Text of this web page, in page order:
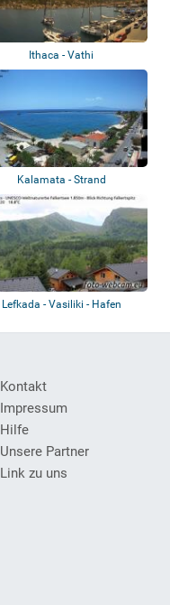
Ithaca - Vathi
Kalamata - Strand
Lefkada - Vasiliki - Hafen
Kontakt
Impressum
Hilfe
Unsere Partner
Link zu uns